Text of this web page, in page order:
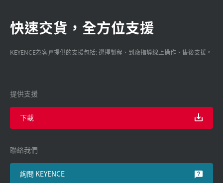
快速交貨，全方位支援
KEYENCE為客戸提供的支援包括: 選擇製程、到廠指導線上操作、售後支援。
提供支援
下載
聯絡我們
詢問 KEYENCE